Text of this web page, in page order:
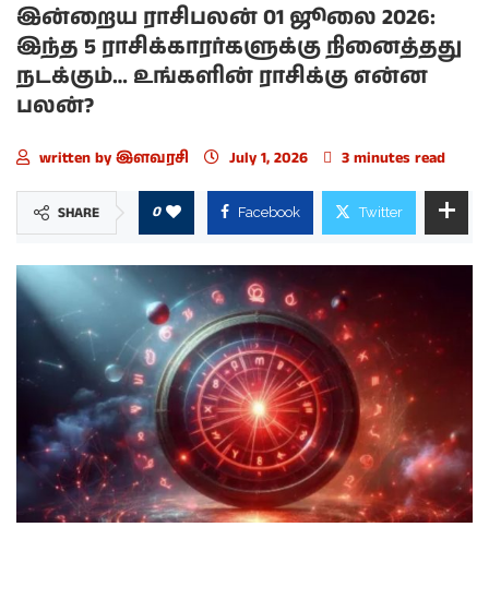
இன்றைய ராசிபலன் 01 ஜூலை 2026:
இந்த 5 ராசிக்காரர்களுக்கு நினைத்தது
நடக்கும்… உங்களின் ராசிக்கு என்ன
பலன்?
written by இளவரசி July 1, 2026 3 minutes read
SHARE 0 Facebook Twitter